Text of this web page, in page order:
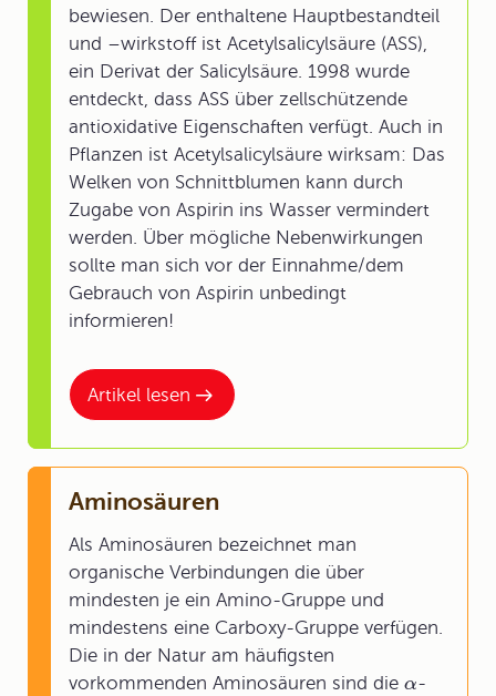
Artikel lesen
bewiesen. Der enthaltene Hauptbestandteil
und –wirkstoff ist Acetylsalicylsäure (ASS),
ein Derivat der Salicylsäure. 1998 wurde
entdeckt, dass ASS über zellschützende
antioxidative Eigenschaften verfügt. Auch in
Pflanzen ist Acetylsalicylsäure wirksam: Das
Welken von Schnittblumen kann durch
Zugabe von Aspirin ins Wasser vermindert
werden. Über mögliche Nebenwirkungen
sollte man sich vor der Einnahme/dem
Gebrauch von Aspirin unbedingt
informieren!
Aminosäuren
Als Aminosäuren bezeichnet man
organische Verbindungen die über
mindesten je ein Amino-Gruppe und
mindestens eine Carboxy-Gruppe verfügen.
Die in der Natur am häufigsten
vorkommenden Aminosäuren sind die α-